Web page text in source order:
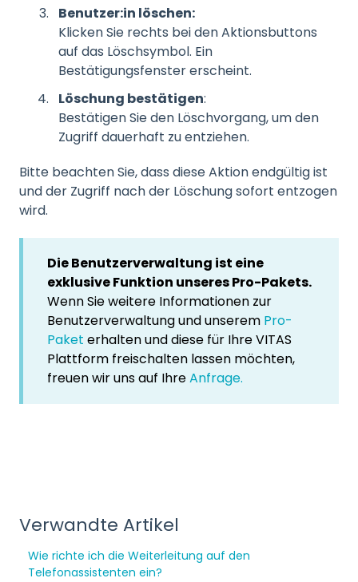
Benutzer:in löschen:
Klicken Sie rechts bei den Aktionsbuttons
auf das Löschsymbol. Ein
Bestätigungsfenster erscheint.
Löschung bestätigen:
Bestätigen Sie den Löschvorgang, um den
Zugriff dauerhaft zu entziehen.
Bitte beachten Sie, dass diese Aktion endgültig ist
und der Zugriff nach der Löschung sofort entzogen
wird.
Die Benutzerverwaltung ist eine
exklusive Funktion unseres Pro-Pakets.
Wenn Sie weitere Informationen zur
Benutzerverwaltung und unserem Pro-
Paket erhalten und diese für Ihre VITAS
Plattform freischalten lassen möchten,
freuen wir uns auf IhreAnfrage.
Verwandte Artikel
Wie richte ich die Weiterleitung auf den
Telefonassistenten ein?